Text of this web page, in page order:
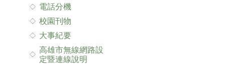
電話分機
校園刊物
大事紀要
高雄市無線網路設
定暨連線說明